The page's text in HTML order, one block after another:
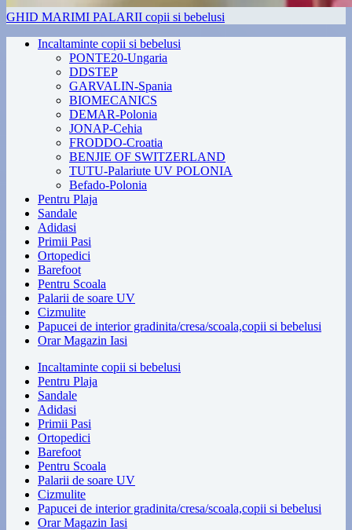
GHID MARIMI PALARII copii si bebelusi
Incaltaminte copii si bebelusi
PONTE20-Ungaria
DDSTEP
GARVALIN-Spania
BIOMECANICS
DEMAR-Polonia
JONAP-Cehia
FRODDO-Croatia
BENJIE OF SWITZERLAND
TUTU-Palariute UV POLONIA
Befado-Polonia
Pentru Plaja
Sandale
Adidasi
Primii Pasi
Ortopedici
Barefoot
Pentru Scoala
Palarii de soare UV
Cizmulite
Papucei de interior gradinita/cresa/scoala,copii si bebelusi
Orar Magazin Iasi
Incaltaminte copii si bebelusi
Pentru Plaja
Sandale
Adidasi
Primii Pasi
Ortopedici
Barefoot
Pentru Scoala
Palarii de soare UV
Cizmulite
Papucei de interior gradinita/cresa/scoala,copii si bebelusi
Orar Magazin Iasi